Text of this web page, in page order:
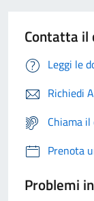
Contatta il
Leggi le
Richiedi
Chiama
Prenota
Problemi